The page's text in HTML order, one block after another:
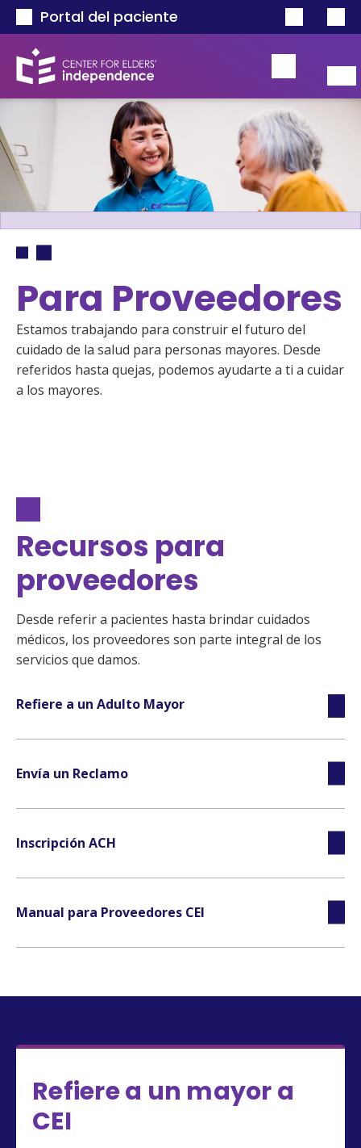
Pasar al contenido principal
Portal del paciente
Ruta de navegación
Para Proveedores
Estamos trabajando para construir el futuro del
cuidado de la salud para personas mayores. Desde
referidos hasta quejas, podemos ayudarte a ti a cuidar
a los mayores.
Recursos para
proveedores
Desde referir a pacientes hasta brindar cuidados
médicos, los proveedores son parte integral de los
servicios que damos.
Refiere a un Adulto Mayor
Envía un Reclamo
Inscripción ACH
Manual para Proveedores CEI
Refiere a un mayor a
CEI